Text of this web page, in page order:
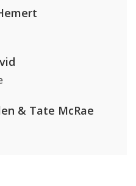
& Tate McRae